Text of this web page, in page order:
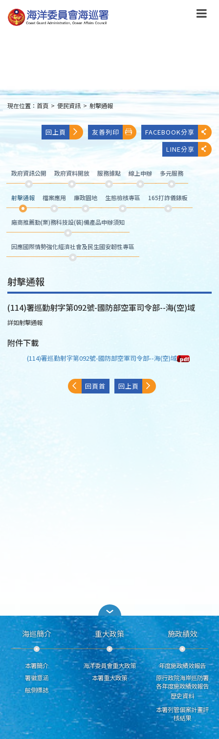
到
主
:::
現在位置： 首頁 > 便民資訊 > 射擊通報
回上頁 友善列印
FACEBOOK分享
LINE分享
政府資訊公開 政府資料開放 服務據點 線上申辦 多元服務
射擊通報 檔案應用 廉政園地 生態檢核專區 165打詐儀錶板
廠商推薦勤(業)務科技設(裝)備產品申辦須知
因應國際情勢強化經濟社會及民生國安韌性專區
射擊通報
(114)署巡勤射字第092號-國防部空軍司令部--海(空)域
詳如射擊通報
附件下載
(114)署巡勤射字第092號-國防部空軍司令部--海(空)域
回頁首 回上頁
海巡簡介
本署簡介
署徽意涵
舷側標誌
重大政策
海洋委員會重大政策
本署重大政策
施政績效
年度施政績效報告
原行政院海岸巡防署
各年度施政績效報告
歷史資料
本署列管個案計畫評
核結果